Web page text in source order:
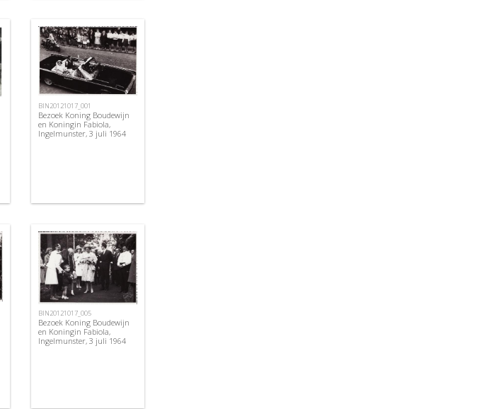
BIN20121017_001
Bezoek Koning Boudewijn
en Koningin Fabiola,
Ingelmunster, 3 juli 1964
BIN20121017_005
Bezoek Koning Boudewijn
en Koningin Fabiola,
Ingelmunster, 3 juli 1964